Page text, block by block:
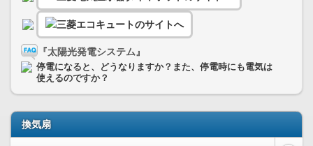
『太陽光発電システム』
停電になると、どうなりますか？また、停電時にも電気は
使えるのですか？
換気扇